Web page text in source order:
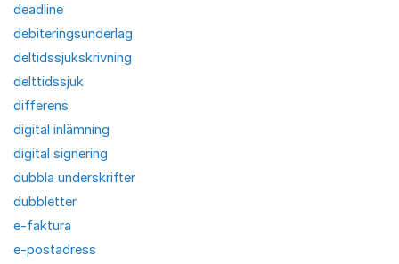
deadline
debiteringsunderlag
deltidssjukskrivning
delttidssjuk
differens
digital inlämning
digital signering
dubbla underskrifter
dubbletter
e-faktura
e-postadress